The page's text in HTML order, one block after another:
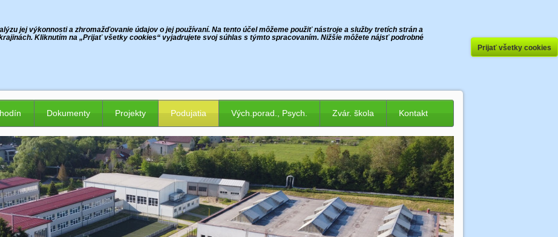
Dokumenty Projekty Podujatia Vých.porad., Psych. Zvár. škola Kontakt
jej výkonnosti a zhromažďovanie údajov o jej používaní. Na tento účel môžeme použiť nástroje a služby tretích strán a
Kliknutím na „Prijať všetky cookies“ vyjadrujete svoj súhlas s týmto spracovaním. Nižšie môžete nájsť podrobné
Prijať všetky cookies